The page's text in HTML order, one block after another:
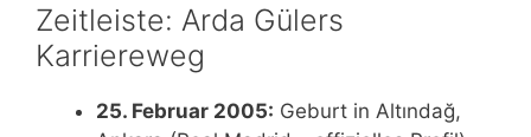
Zeitleiste: Arda Gülers
Karriereweg
25. Februar 2005: Geburt in Altındağ,